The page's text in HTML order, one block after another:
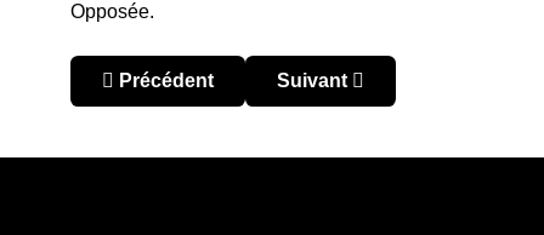
Opposée.
Article précédent : Le Canada dévoile sa liste
Précédent Article suivant : Une
Suivant